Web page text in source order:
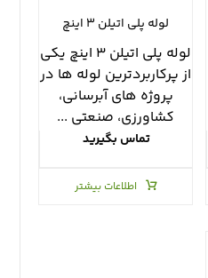
لوله پلی اتیلن ۳ اینچ
لوله پلی اتیلن ۳ اینچ یکی
از پرکاربردترین لوله ها در
پروژه های آبرسانی،
کشاورزی، صنعتی ...
تماس بگیرید
اطلاعات بیشتر